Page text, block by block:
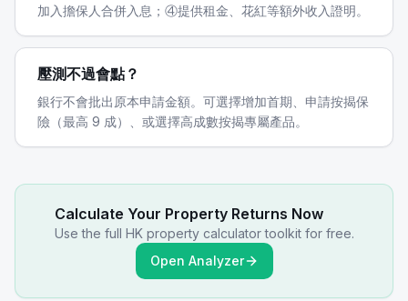
加入擔保人合併入息；④提供租金、花紅等額外收入證明。
壓測不過會點？
銀行不會批出原本申請金額。可選擇增加首期、申請按揭保
險（最高 9 成）、或選擇高成數按揭專屬產品。
Calculate Your Property Returns Now
Use the full HK property calculator toolkit for free.
Open Analyzer